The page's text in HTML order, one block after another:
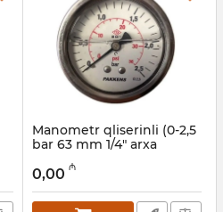
Manometr qliserinli (0-2,5
bar 63 mm 1/4" arxa
0631001204
Artikul: 006001220
0,00 ₼